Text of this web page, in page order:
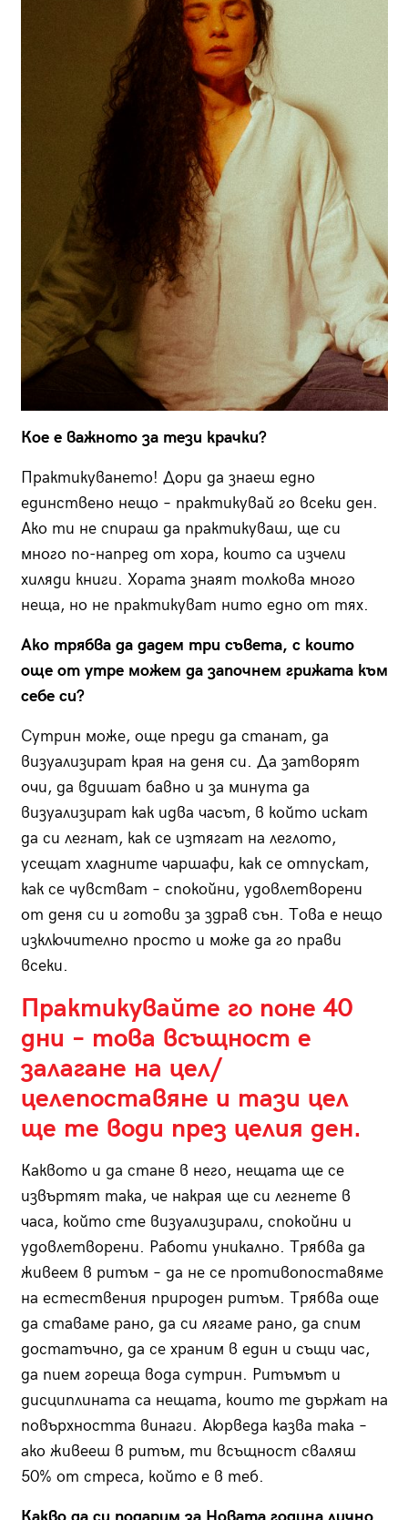
Кое е важното за тези крачки?
Практикуването! Дори да знаеш едно
единствено нещо – практикувай го всеки ден.
Ако ти не спираш да практикуваш, ще си
много по-напред от хора, които са изчели
хиляди книги. Хората знаят толкова много
неща, но не практикуват нито едно от тях.
Ако трябва да дадем три съвета, с които
още от утре можем да започнем грижата към
себе си?
Сутрин може, още преди да станат, да
визуализират края на деня си. Да затворят
очи, да вдишат бавно и за минута да
визуализират как идва часът, в който искат
да си легнат, как се изтягат на леглото,
усещат хладните чаршафи, как се отпускат,
как се чувстват – спокойни, удовлетворени
от деня си и готови за здрав сън. Това е нещо
изключително просто и може да го прави
всеки.
Практикувайте го поне 40
дни – това всъщност е
залагане на цел/
целепоставяне и тази цел
ще те води през целия ден.
Каквото и да стане в него, нещата ще се
извъртят така, че накрая ще си легнете в
часа, който сте визуализирали, спокойни и
удовлетворени. Работи уникално. Трябва да
живеем в ритъм – да не се противопоставяме
на естествения природен ритъм. Трябва още
да ставаме рано, да си лягаме рано, да спим
достатъчно, да се храним в един и същи час,
да пием гореща вода сутрин. Ритъмът и
дисциплината са нещата, които те държат на
повърхността винаги. Аюрведа казва така –
ако живееш в ритъм, ти всъщност сваляш
50% от стреса, който е в теб.